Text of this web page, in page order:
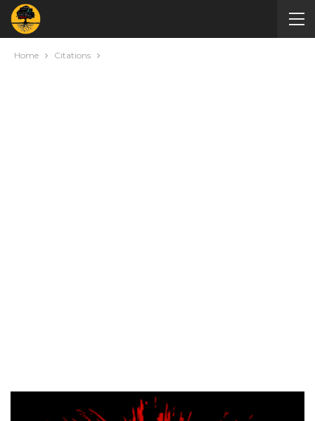
Home Citations